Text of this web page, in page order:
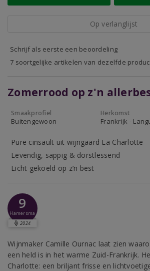
Op verlanglijst
Schrijf als eerste een beoordeling
7 soortgelijke artikelen van dezelfde
Zomerrood op z'n
Smaakprofiel
Buitengewoon
Herkomst
Frankrijk -
Pure cinsault uit wijngaard La Charlotte
Levendig, sappig & dorstlessend
Licht gekoeld op z’n best
9
Hamersma
2024
Wijnmaker Camille Ournac laat zien
een held is in het warme Zuid-Frankrijk.
Charlotte: een briljant frisse en